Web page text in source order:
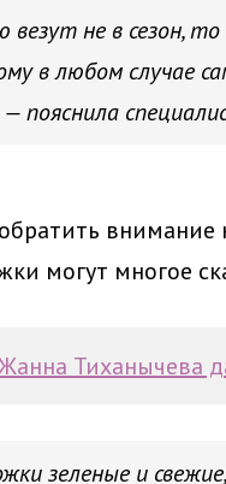
везут не в сезон,
в любом случае
— пояснила
могут многое
Тиханычева
зеленые и